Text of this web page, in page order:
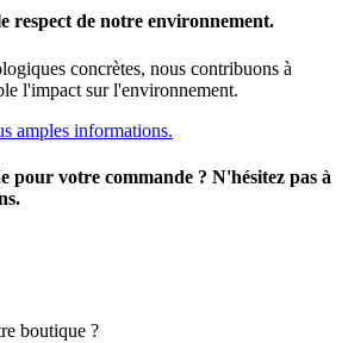
respect de notre environnement.
concrètes, nous contribuons à
l'impact sur l'environnement.
amples informations.
pour votre commande ? N'hésitez pas à
boutique ?